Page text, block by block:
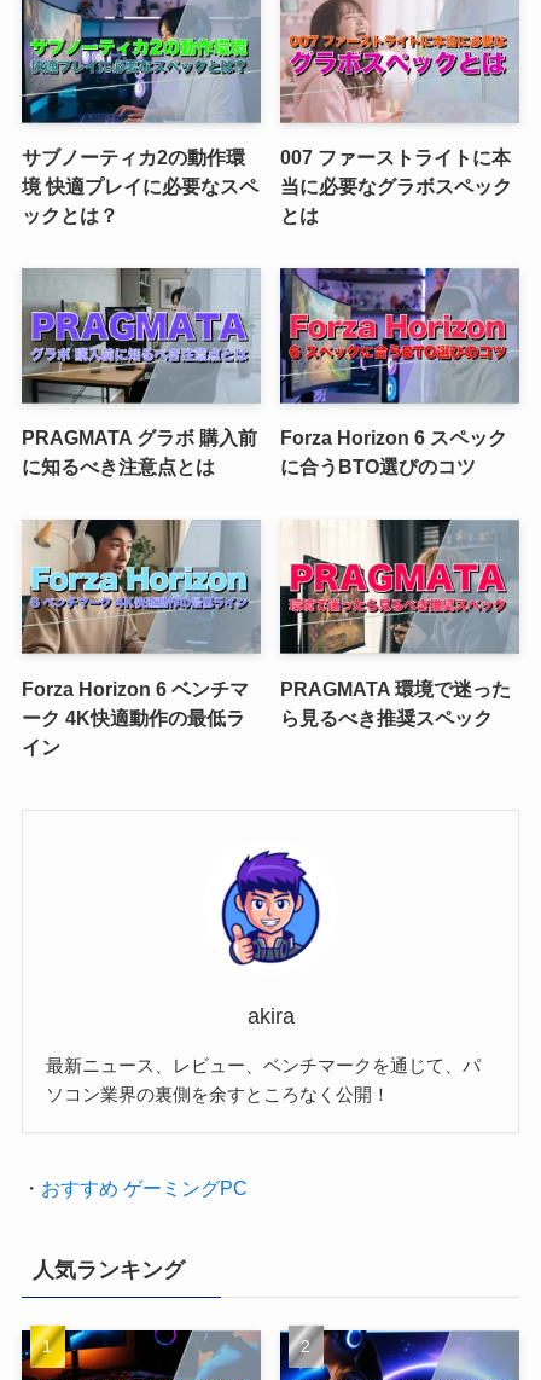
サブノーティカ2の動作環
境 快適プレイに必要なスペ
ックとは？
007 ファーストライトに本
当に必要なグラボスペック
とは
PRAGMATA グラボ 購入前
に知るべき注意点とは
Forza Horizon 6 スペック
に合うBTO選びのコツ
Forza Horizon 6 ベンチマ
ーク 4K快適動作の最低ラ
イン
PRAGMATA 環境で迷った
ら見るべき推奨スペック
akira
最新ニュース、レビュー、ベンチマークを通じて、パ
ソコン業界の裏側を余すところなく公開！
・ おすすめ ゲーミングPC
人気ランキング